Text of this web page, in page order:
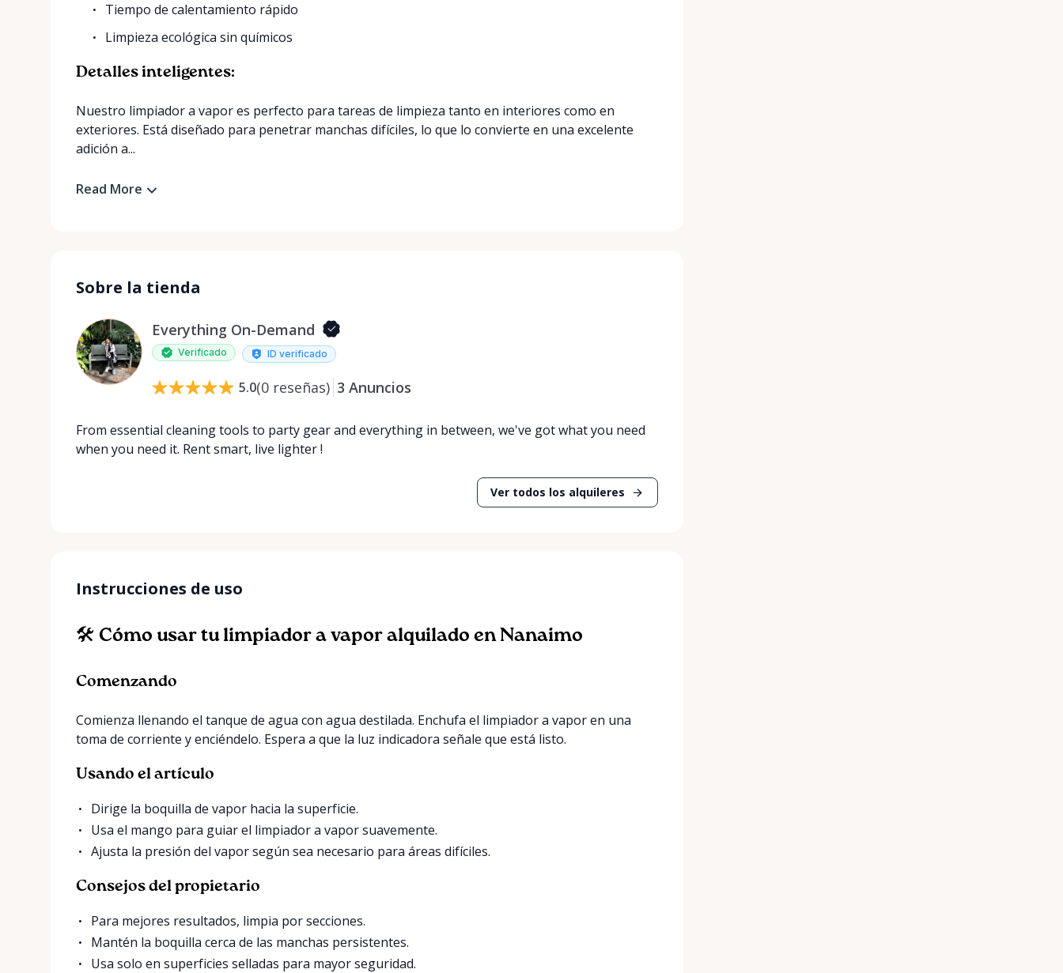
Tiempo de calentamiento rápido
Limpieza ecológica sin químicos
Detalles inteligentes:
Nuestro limpiador a vapor es perfecto para tareas de limpieza tanto en interiores como en
exteriores. Está diseñado para penetrar manchas difíciles, lo que lo convierte en una excelente
adición a...
Read More
Sobre la tienda
Everything On-Demand
Verificado ID verificado
5.0(0 reseñas) 3 Anuncios
From essential cleaning tools to party gear and everything in between, we've got what you need
when you need it. Rent smart, live lighter !
Ver todos los alquileres
Instrucciones de uso
🛠️ Cómo usar tu limpiador a vapor alquilado en Nanaimo
Comenzando
Comienza llenando el tanque de agua con agua destilada. Enchufa el limpiador a vapor en una
toma de corriente y enciéndelo. Espera a que la luz indicadora señale que está listo.
Usando el artículo
Dirige la boquilla de vapor hacia la superficie.
Usa el mango para guiar el limpiador a vapor suavemente.
Ajusta la presión del vapor según sea necesario para áreas difíciles.
Consejos del propietario
Para mejores resultados, limpia por secciones.
Mantén la boquilla cerca de las manchas persistentes.
Usa solo en superficies selladas para mayor seguridad.